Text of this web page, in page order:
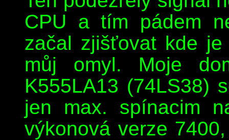
CPU a tím pádem
začal zjišťovat kde
můj omyl. Moje
K555LA13 (74LS38)
jen max. spínacim
výkonová verze